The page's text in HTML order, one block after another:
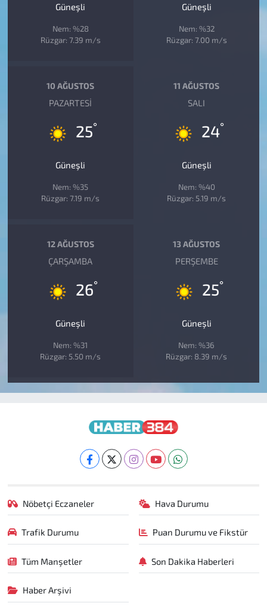
Güneşli
Nem: %28
Rüzgar: 7.39 m/s
Güneşli
Nem: %32
Rüzgar: 7.00 m/s
10 AĞUSTOS
PAZARTESI
25°
Güneşli
Nem: %35
Rüzgar: 7.19 m/s
11 AĞUSTOS
SALI
24°
Güneşli
Nem: %40
Rüzgar: 5.19 m/s
12 AĞUSTOS
ÇARŞAMBA
26°
Güneşli
Nem: %31
Rüzgar: 5.50 m/s
13 AĞUSTOS
PERŞEMBE
25°
Güneşli
Nem: %36
Rüzgar: 8.39 m/s
Nöbetçi Eczaneler Hava Durumu
Trafik Durumu Puan Durumu ve Fikstür
Tüm Manşetler Son Dakika Haberleri
Haber Arşivi